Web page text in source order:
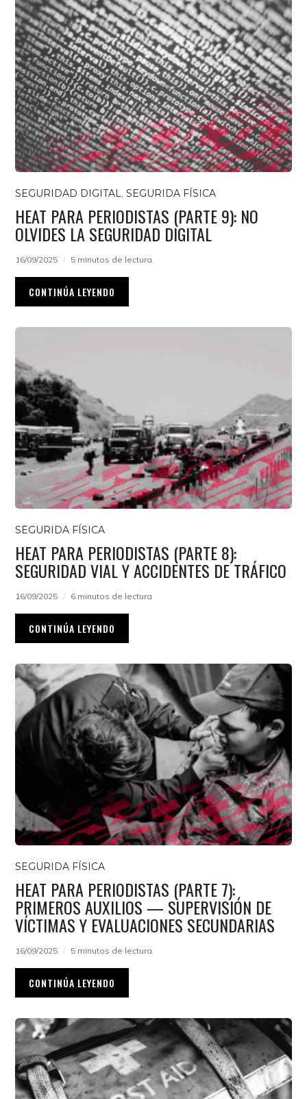
SEGURIDAD DIGITAL ,SEGURIDA FÍSICA
HEAT PARA PERIODISTAS (PARTE 9): NO
OLVIDES LA SEGURIDAD DIGITAL
16/09/2025 5 minutos de lectura
CONTINÚA LEYENDO
SEGURIDA FÍSICA
HEAT PARA PERIODISTAS (PARTE 8):
SEGURIDAD VIAL Y ACCIDENTES DE TRÁFICO
16/09/2025 6 minutos de lectura
CONTINÚA LEYENDO
SEGURIDA FÍSICA
HEAT PARA PERIODISTAS (PARTE 7):
PRIMEROS AUXILIOS — SUPERVISIÓN DE
VÍCTIMAS Y EVALUACIONES SECUNDARIAS
16/09/2025 5 minutos de lectura
CONTINÚA LEYENDO